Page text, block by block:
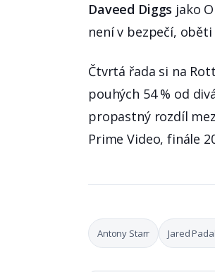
Daveed Diggs jako
není v bezpečí,
Čtvrtá řada si na
pouhých 54 % od
propastný rozdíl
Prime Video, finále
Antony Starr Jared